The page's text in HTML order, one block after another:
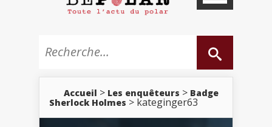
Accueil > Les enquêteurs > Badge
Sherlock Holmes > kateginger63